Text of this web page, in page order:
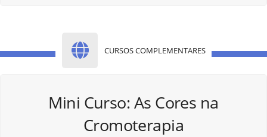
CURSOS COMPLEMENTARES
Mini Curso: As Cores na
Cromoterapia